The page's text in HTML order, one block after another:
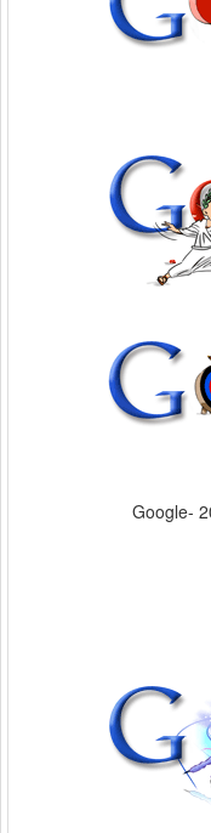
Google-